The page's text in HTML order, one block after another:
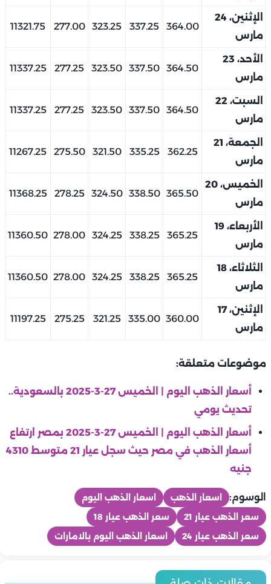
الإثنين، 24
مارس
364.00
337.25
323.25
277.00
11321.75
الأحد، 23
مارس
364.50
337.50
323.50
277.25
11337.25
السبت، 22
مارس
364.50
337.50
323.50
277.25
11337.25
الجمعة، 21
مارس
362.25
335.25
321.50
275.50
11267.25
الخميس، 20
مارس
365.50
338.50
324.50
278.25
11368.25
الأربعاء، 19
مارس
365.25
338.25
324.25
278.00
11360.50
الثلاثاء، 18
مارس
365.25
338.25
324.25
278.00
11360.50
الإثنين، 17
مارس
360.00
335.00
321.25
275.25
11197.25
موضوعات متعلقة:
أسعار الذهب اليوم | الخميس 27-3-2025 بالسعودية..
تحديث يومي
أسعار الذهب اليوم | الخميس 27-3-2025 بمصر ارتفاع
أسعار الذهب في مصر حيث سجل عيار 21 متوسط 4310
جنيه
الوسوم: اسعار الذهب
اسعار الذهب اليوم
سعر الذهب عيار 21
سعر الذهب عيار 18
سعر الذهب عيار 24
اسعار الذهب اليوم بالامارات
منوعات
منوعات